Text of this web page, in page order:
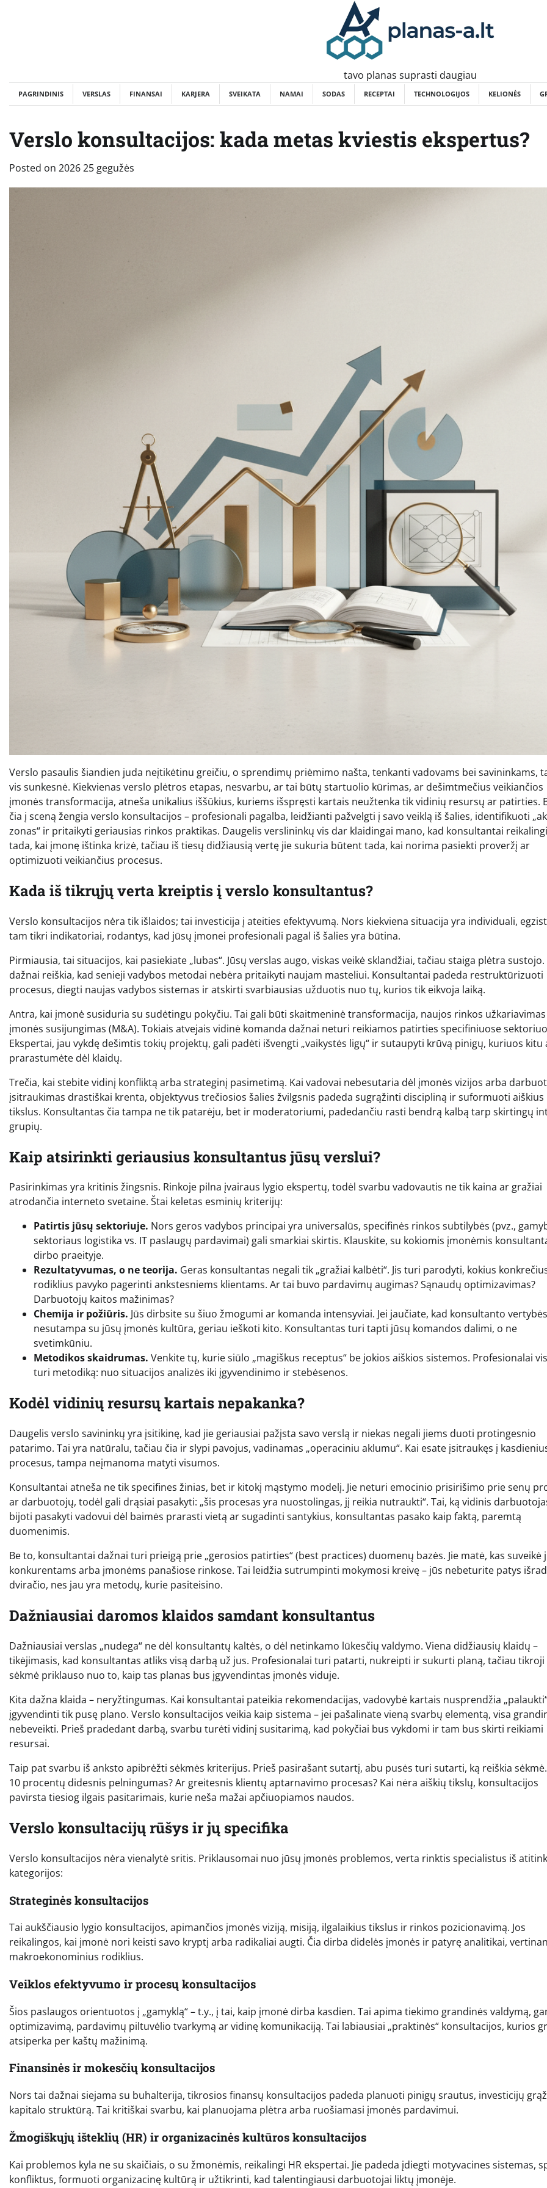
tavo planas suprasti daugiau
PAGRINDINIS VERSLAS FINANSAI KARJERA SVEIKATA NAMAI SODAS RECEPTAI TECHNOLOGIJOS KELIONĖS
Verslo konsultacijos: kada metas kviestis ekspertus?
Posted on 2026 25 gegužės
Verslo pasaulis šiandien juda neįtikėtinu greičiu, o sprendimų priėmimo našta, tenkanti vadovams bei savininkams,
vis sunkesnė. Kiekvienas verslo plėtros etapas, nesvarbu, ar tai būtų startuolio kūrimas, ar dešimtmečius veikiančios
įmonės transformacija, atneša unikalius iššūkius, kuriems išspręsti kartais neužtenka tik vidinių resursų ar patirties.
čia į sceną žengia verslo konsultacijos – profesionali pagalba, leidžianti pažvelgti į savo veiklą iš šalies, identifikuoti
zonas“ ir pritaikyti geriausias rinkos praktikas. Daugelis verslininkų vis dar klaidingai mano, kad konsultantai
tada, kai įmonę ištinka krizė, tačiau iš tiesų didžiausią vertę jie sukuria būtent tada, kai norima pasiekti proveržį ar
optimizuoti veikiančius procesus.
Kada iš tikrųjų verta kreiptis į verslo konsultantus?
Verslo konsultacijos nėra tik išlaidos; tai investicija į ateities efektyvumą. Nors kiekviena situacija yra individuali,
tam tikri indikatoriai, rodantys, kad jūsų įmonei profesionali pagal iš šalies yra būtina.
Pirmiausia, tai situacijos, kai pasiekiate „lubas“. Jūsų verslas augo, viskas veikė sklandžiai, tačiau staiga plėtra sustojo.
dažnai reiškia, kad senieji vadybos metodai nebėra pritaikyti naujam masteliui. Konsultantai padeda restruktūrizuoti
procesus, diegti naujas vadybos sistemas ir atskirti svarbiausias užduotis nuo tų, kurios tik eikvoja laiką.
Antra, kai įmonė susiduria su sudėtingu pokyčiu. Tai gali būti skaitmeninė transformacija, naujos rinkos
įmonės susijungimas (M&A). Tokiais atvejais vidinė komanda dažnai neturi reikiamos patirties specifiniuose
Ekspertai, jau vykdę dešimtis tokių projektų, gali padėti išvengti „vaikystės ligų“ ir sutaupyti krūvą pinigų, kuriuos kitu
prarastumėte dėl klaidų.
Trečia, kai stebite vidinį konfliktą arba strateginį pasimetimą. Kai vadovai nebesutaria dėl įmonės vizijos arba
įsitraukimas drastiškai krenta, objektyvus trečiosios šalies žvilgsnis padeda sugrąžinti discipliną ir suformuoti aiškius
tikslus. Konsultantas čia tampa ne tik patarėju, bet ir moderatoriumi, padedančiu rasti bendrą kalbą tarp skirtingų
grupių.
Kaip atsirinkti geriausius konsultantus jūsų verslui?
Pasirinkimas yra kritinis žingsnis. Rinkoje pilna įvairaus lygio ekspertų, todėl svarbu vadovautis ne tik kaina ar gražiai
atrodančia interneto svetaine. Štai keletas esminių kriterijų:
Patirtis jūsų sektoriuje. Nors geros vadybos principai yra universalūs, specifinės rinkos subtilybės (pvz.,
sektoriaus logistika vs. IT paslaugų pardavimai) gali smarkiai skirtis. Klauskite, su kokiomis įmonėmis
dirbo praeityje.
Rezultatyvumas, o ne teorija. Geras konsultantas negali tik „gražiai kalbėti“. Jis turi parodyti, kokius
rodiklius pavyko pagerinti ankstesniems klientams. Ar tai buvo pardavimų augimas? Sąnaudų optimizavimas?
Darbuotojų kaitos mažinimas?
Chemija ir požiūris. Jūs dirbsite su šiuo žmogumi ar komanda intensyviai. Jei jaučiate, kad konsultanto vertybės
nesutampa su jūsų įmonės kultūra, geriau ieškoti kito. Konsultantas turi tapti jūsų komandos dalimi, o ne
svetimkūniu.
Metodikos skaidrumas. Venkite tų, kurie siūlo „magiškus receptus“ be jokios aiškios sistemos. Profesionalai
turi metodiką: nuo situacijos analizės iki įgyvendinimo ir stebėsenos.
Kodėl vidinių resursų kartais nepakanka?
Daugelis verslo savininkų yra įsitikinę, kad jie geriausiai pažįsta savo verslą ir niekas negali jiems duoti protingesnio
patarimo. Tai yra natūralu, tačiau čia ir slypi pavojus, vadinamas „operaciniu aklumu“. Kai esate įsitraukęs į
procesus, tampa neįmanoma matyti visumos.
Konsultantai atneša ne tik specifines žinias, bet ir kitokį mąstymo modelį. Jie neturi emocinio prisirišimo prie senų
ar darbuotojų, todėl gali drąsiai pasakyti: „šis procesas yra nuostolingas, jį reikia nutraukti“. Tai, ką vidinis
bijoti pasakyti vadovui dėl baimės prarasti vietą ar sugadinti santykius, konsultantas pasako kaip faktą, paremtą
duomenimis.
Be to, konsultantai dažnai turi prieigą prie „gerosios patirties“ (best practices) duomenų bazės. Jie matė, kas suveikė
konkurentams arba įmonėms panašiose rinkose. Tai leidžia sutrumpinti mokymosi kreivę – jūs nebeturite patys
dviračio, nes jau yra metodų, kurie pasiteisino.
Dažniausiai daromos klaidos samdant konsultantus
Dažniausiai verslas „nudega“ ne dėl konsultantų kaltės, o dėl netinkamo lūkesčių valdymo. Viena didžiausių klaidų –
tikėjimasis, kad konsultantas atliks visą darbą už jus. Profesionalai turi patarti, nukreipti ir sukurti planą, tačiau tikroji
sėkmė priklauso nuo to, kaip tas planas bus įgyvendintas įmonės viduje.
Kita dažna klaida – neryžtingumas. Kai konsultantai pateikia rekomendacijas, vadovybė kartais nusprendžia
įgyvendinti tik pusę plano. Verslo konsultacijos veikia kaip sistema – jei pašalinate vieną svarbų elementą, visa
nebeveikti. Prieš pradedant darbą, svarbu turėti vidinį susitarimą, kad pokyčiai bus vykdomi ir tam bus skirti reikiami
resursai.
Taip pat svarbu iš anksto apibrėžti sėkmės kriterijus. Prieš pasirašant sutartį, abu pusės turi sutarti, ką reiškia
10 procentų didesnis pelningumas? Ar greitesnis klientų aptarnavimo procesas? Kai nėra aiškių tikslų, konsultacijos
pavirsta tiesiog ilgais pasitarimais, kurie neša mažai apčiuopiamos naudos.
Verslo konsultacijų rūšys ir jų specifika
Verslo konsultacijos nėra vienalytė sritis. Priklausomai nuo jūsų įmonės problemos, verta rinktis specialistus iš
kategorijos:
Strateginės konsultacijos
Tai aukščiausio lygio konsultacijos, apimančios įmonės viziją, misiją, ilgalaikius tikslus ir rinkos pozicionavimą. Jos
reikalingos, kai įmonė nori keisti savo kryptį arba radikaliai augti. Čia dirba didelės įmonės ir patyrę analitikai,
makroekonominius rodiklius.
Veiklos efektyvumo ir procesų konsultacijos
Šios paslaugos orientuotos į „gamyklą“ – t.y., į tai, kaip įmonė dirba kasdien. Tai apima tiekimo grandinės valdymą,
optimizavimą, pardavimų piltuvėlio tvarkymą ar vidinę komunikaciją. Tai labiausiai „praktinės“ konsultacijos, kurios
atsiperka per kaštų mažinimą.
Finansinės ir mokesčių konsultacijos
Nors tai dažnai siejama su buhalterija, tikrosios finansų konsultacijos padeda planuoti pinigų srautus, investicijų
kapitalo struktūrą. Tai kritiškai svarbu, kai planuojama plėtra arba ruošiamasi įmonės pardavimui.
Žmogiškųjų išteklių (HR) ir organizacinės kultūros konsultacijos
Kai problemos kyla ne su skaičiais, o su žmonėmis, reikalingi HR ekspertai. Jie padeda įdiegti motyvacines sistemas,
konfliktus, formuoti organizacinę kultūrą ir užtikrinti, kad talentingiausi darbuotojai liktų įmonėje.